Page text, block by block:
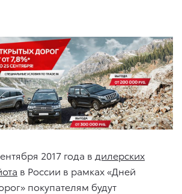
2017 года в дилерских
в России в рамках «Дней
покупателям будут